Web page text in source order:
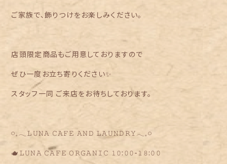
ご家族で、飾りつけをお楽しみください。
店頭限定商品もご用意しておりますので
ぜひ一度お立ち寄りください✨
スタッフ一同 ご来店をお待ちしております。
𓏸𓈒𓂃𝙻𝚄𝙽𝙰 𝙲𝙰𝙵𝙴 𝙰𝙽𝙳 𝙻𝙰𝚄𝙽𝙳𝚁𝚈𓂃𓈒𓏸
🫖𝙻𝚄𝙽𝙰 𝙲𝙰𝙵𝙴 𝙾𝚁𝙶𝙰𝙽𝙸𝙲 𝟷𝟶:𝟶𝟶-𝟷𝟾:𝟶𝟶